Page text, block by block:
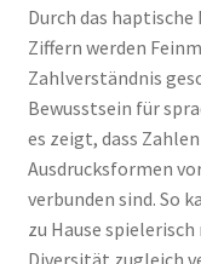
Durch das haptische
Ziffern werden
Zahlverständnis
Bewusstsein für
es zeigt, dass
Ausdrucksformen
verbunden sind. So
zu Hause
Diversität zugleich